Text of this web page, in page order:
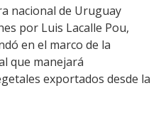
Link
nacional de Uruguay
por Luis Lacalle Pou,
en el marco de la
que manejará
exportados desde la